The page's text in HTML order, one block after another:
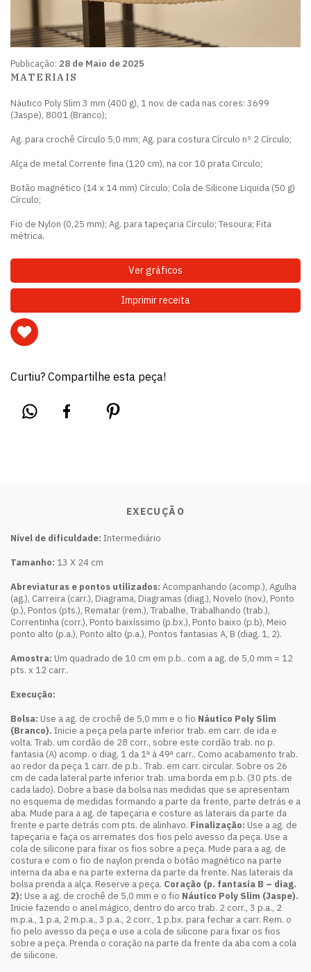
Publicação: 28 de Maio de 2025
MATERIAIS
Náutico Poly Slim 3 mm (400 g), 1 nov. de cada nas cores: 3699
(Jaspe), 8001 (Branco);
Ag. para crochê Círculo 5,0 mm; Ag. para costura Círculo nº 2 Círculo;
Alça de metal Corrente fina (120 cm), na cor 10 prata Circulo;
Botão magnético (14 x 14 mm) Círculo; Cola de Silicone Liquida (50 g)
Círculo;
Fio de Nylon (0,25 mm); Ag. para tapeçaria Círculo; Tesoura; Fita
métrica.
Ver gráficos
Imprimir receita
Curtiu? Compartilhe esta peça!
EXECUÇÃO
Nível de dificuldade: Intermediário
Tamanho: 13 X 24 cm
Abreviaturas e pontos utilizados: Acompanhando (acomp.), Agulha
(ag.), Carreira (carr.), Diagrama, Diagramas (diag.), Novelo (nov.), Ponto
(p.), Pontos (pts.), Rematar (rem.), Trabalhe, Trabalhando (trab.),
Correntinha (corr.), Ponto baixíssimo (p.bx.), Ponto baixo (p.b), Meio
ponto alto (p.a.), Ponto alto (p.a.), Pontos fantasias A, B (diag. 1, 2).
Amostra: Um quadrado de 10 cm em p.b.. com a ag. de 5,0 mm = 12
pts. x 12 carr..
Execução:
Bolsa: Use a ag. de crochê de 5,0 mm e o fio Náutico Poly Slim
(Branco). Inicie a peça pela parte inferior trab. em carr. de ida e
volta. Trab. um cordão de 28 corr., sobre este cordão trab. no p.
fantasia (A) acomp. o diag. 1 da 1ª à 49ª carr.. Como acabamento trab.
ao redor da peça 1 carr. de p.b.. Trab. em carr. circular. Sobre os 26
cm de cada lateral parte inferior trab. uma borda em p.b. (30 pts. de
cada lado). Dobre a base da bolsa nas medidas que se apresentam
no esquema de medidas formando a parte da frente, parte detrás e a
aba. Mude para a ag. de tapeçaria e costure as laterais da parte da
frente e parte detrás com pts. de alinhavo. Finalização: Use a ag. de
tapeçaria e faça os arremates dos fios pelo avesso da peça. Use a
cola de silicone para fixar os fios sobre a peça. Mude para a ag. de
costura e com o fio de naylon prenda o botão magnético na parte
interna da aba e na parte externa da parte da frente. Nas laterais da
bolsa prenda a alça. Reserve a peça. Coração (p. fantasia B – diag.
2): Use a ag. de crochê de 5,0 mm e o fio Náutico Poly Slim (Jaspe).
Inicie fazendo o anel mágico, dentro do arco trab. 2 corr., 3 p.a., 2
m.p.a., 1 p.a, 2 m.p.a., 3 p.a., 2 corr., 1 p.bx. para fechar a carr. Rem. o
fio pelo avesso da peça e use a cola de silicone para fixar os fios
sobre a peça. Prenda o coração na parte da frente da aba com a cola
de silicone.